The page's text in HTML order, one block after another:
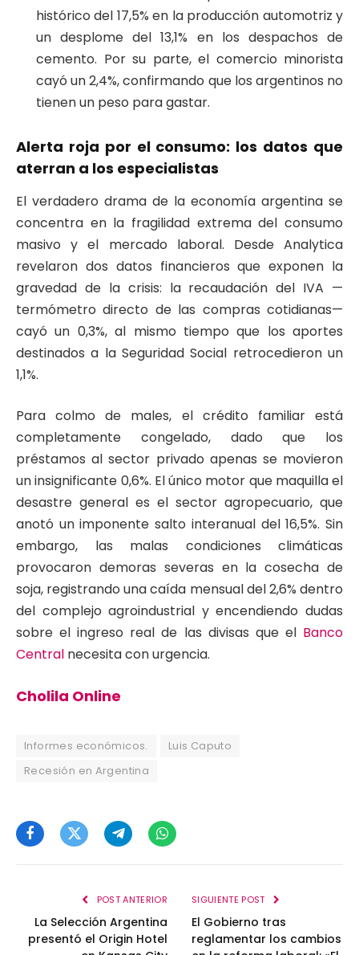
histórico del 17,5% en la producción automotriz y
un desplome del 13,1% en los despachos de
cemento. Por su parte, el comercio minorista
cayó un 2,4%, confirmando que los argentinos no
tienen un peso para gastar.
Alerta roja por el consumo: los datos que
aterran a los especialistas
El verdadero drama de la economía argentina se
concentra en la fragilidad extrema del consumo
masivo y el mercado laboral. Desde Analytica
revelaron dos datos financieros que exponen la
gravedad de la crisis: la recaudación del IVA —
termómetro directo de las compras cotidianas—
cayó un 0,3%, al mismo tiempo que los aportes
destinados a la Seguridad Social retrocedieron un
1,1%.
Para colmo de males, el crédito familiar está
completamente congelado, dado que los
préstamos al sector privado apenas se movieron
un insignificante 0,6%. El único motor que maquilla el
desastre general es el sector agropecuario, que
anotó un imponente salto interanual del 16,5%. Sin
embargo, las malas condiciones climáticas
provocaron demoras severas en la cosecha de
soja, registrando una caída mensual del 2,6% dentro
del complejo agroindustrial y encendiendo dudas
sobre el ingreso real de las divisas que el Banco
Central necesita con urgencia.
Cholila Online
Informes económicos.
Luis Caputo
Recesión en Argentina
FacebookTwitterTelegramWhatsApp
POST ANTERIOR
La Selección Argentina
presentó el Origin Hotel
SIGUIENTE POST
El Gobierno tras
reglamentar los cambios